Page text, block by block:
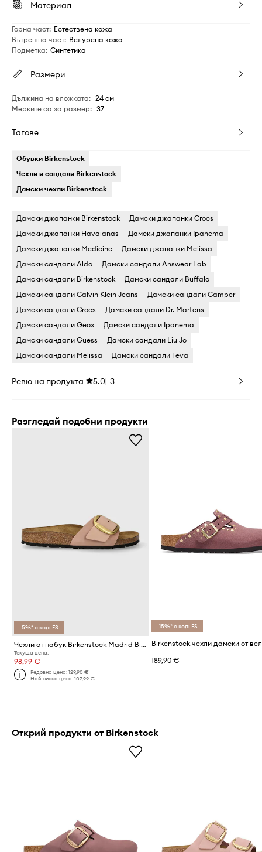
Материал
Горна част: Естествена кожа
Вътрешна част: Велурена кожа
Подметка: Синтетика
Размери
Дължина на вложката: 24 см
Мерките са за размер: 37
Тагове
Обувки Birkenstock
Чехли и сандали Birkenstock
Дамски чехли Birkenstock
Дамски джапанки Birkenstock
Дамски джапанки Crocs
Дамски джапанки Havaianas
Дамски джапанки Ipanema
Дамски джапанки Medicine
Дамски джапанки Melissa
Дамски сандали Aldo
Дамски сандали Answear Lab
Дамски сандали Birkenstock
Дамски сандали Buffalo
Дамски сандали Calvin Klein Jeans
Дамски сандали Camper
Дамски сандали Crocs
Дамски сандали Dr. Martens
Дамски сандали Geox
Дамски сандали Ipanema
Дамски сандали Guess
Дамски сандали Liu Jo
Дамски сандали Melissa
Дамски сандали Teva
Ревю на продукта 5.0 3
Разгледай подобни продукти
-5%* с код: FS
Чехли от набук Birkenstock Madrid Big Buckle
Текуща цена:
98,99 €
Редовна цена:129,90 €
Най-ниска цена:107,99 €
-15%* с код: FS
189,90 €
Открий продукти от Birkenstock